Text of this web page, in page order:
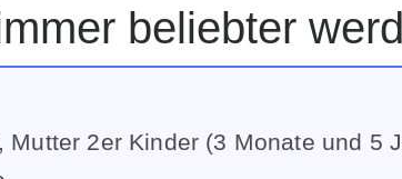
beliebter
Mutter 2er Kinder (3 Monate und 5